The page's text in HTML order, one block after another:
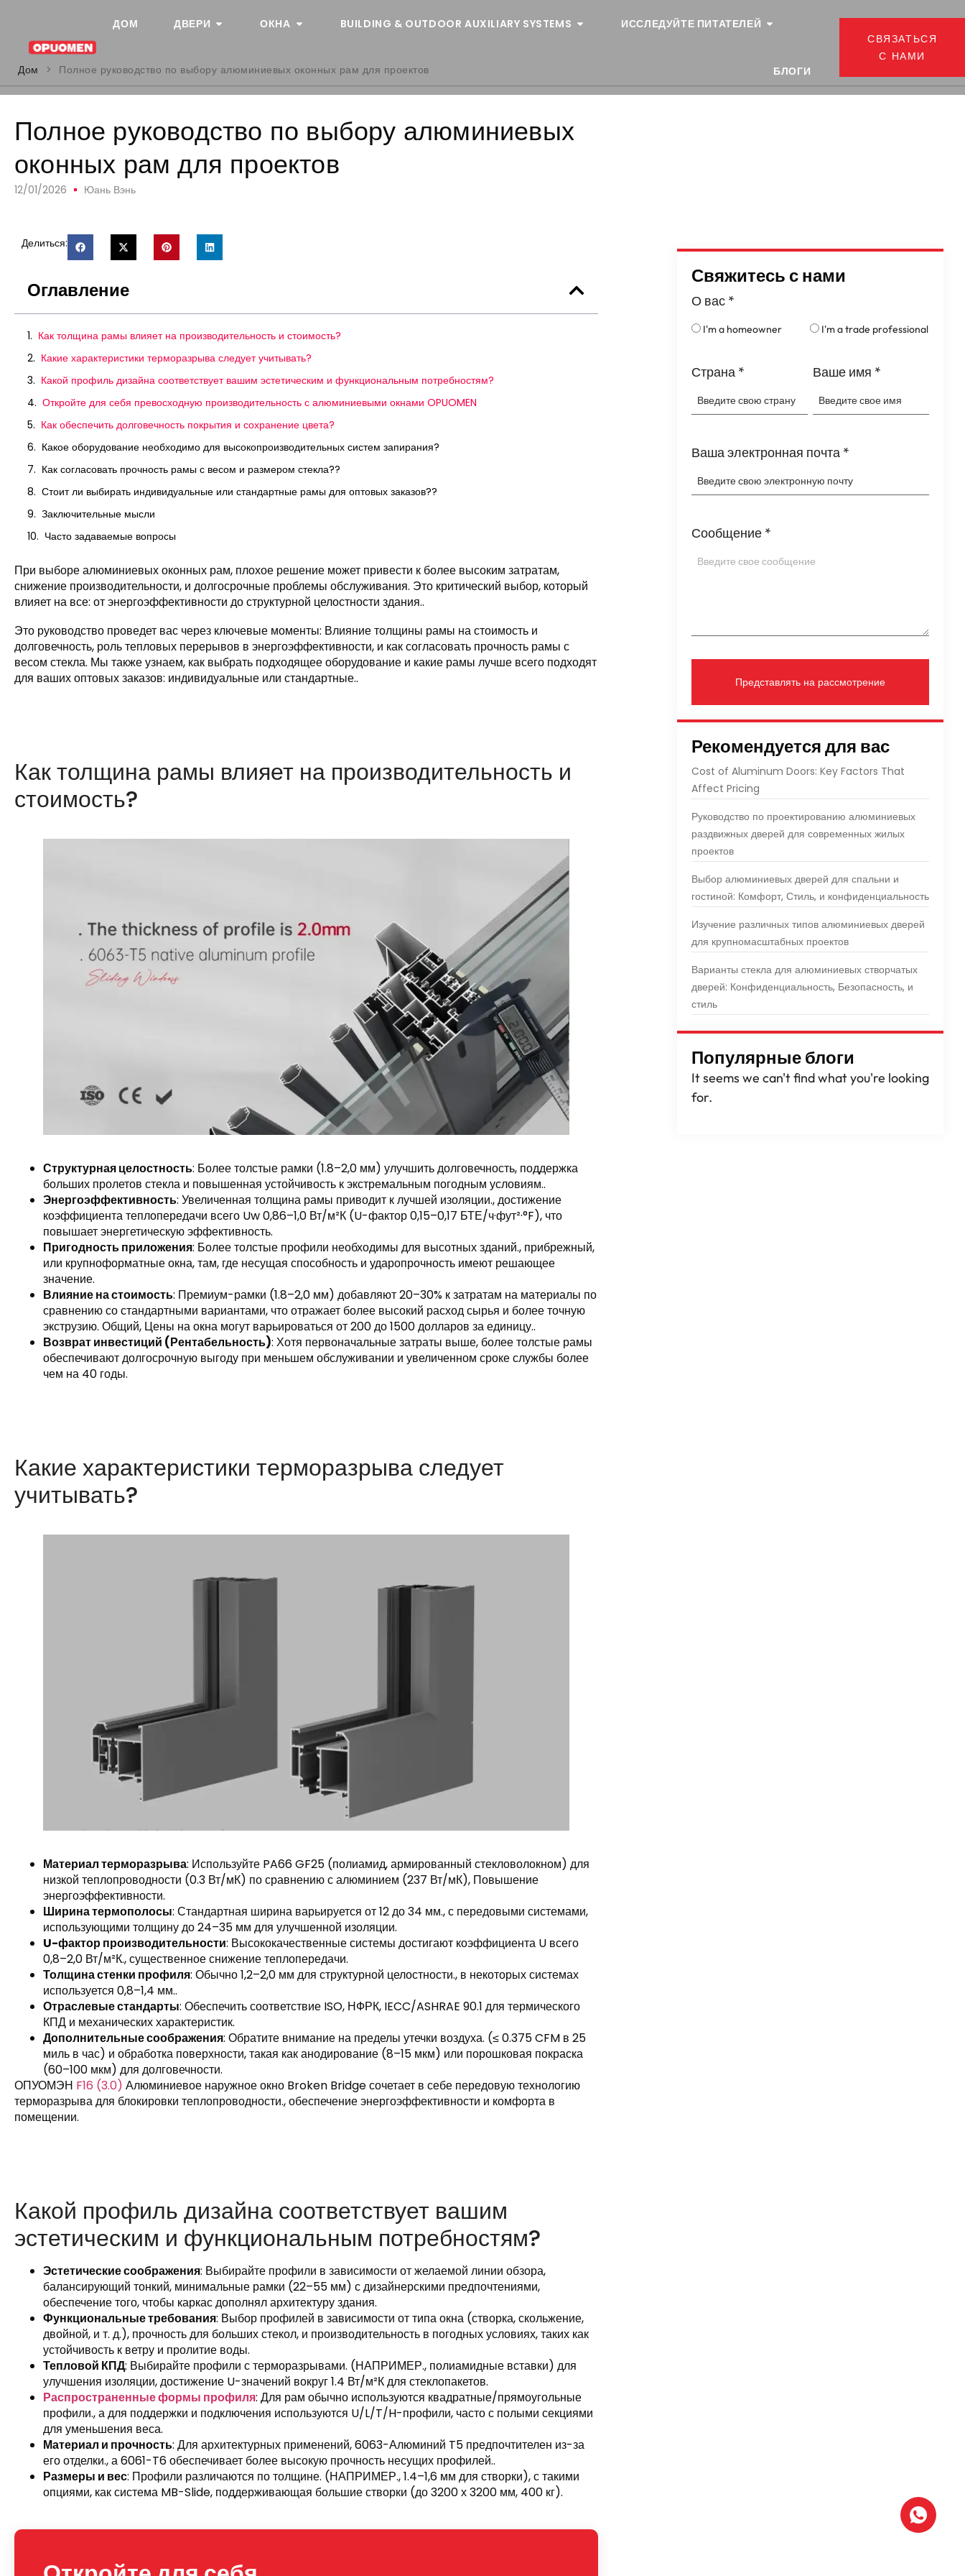
ДОМ ДВЕРИ ОКНА BUILDING & OUTDOOR AUXILIARY SYSTEMS ИССЛЕДУЙТЕ ПИТАТЕЛЕЙ
БЛОГИ
СВЯЗАТЬСЯ
С НАМИ
Дом
> Полное руководство по выбору алюминиевых оконных рам для проектов
Полное руководство по выбору алюминиевых
оконных рам для проектов
12/01/2026 Юань Вэнь
Делиться:
Оглавление
Как толщина рамы влияет на производительность и стоимость?
Какие характеристики терморазрыва следует учитывать?
Какой профиль дизайна соответствует вашим эстетическим и функциональным потребностям?
Откройте для себя превосходную производительность с алюминиевыми окнами OPUOMEN
Как обеспечить долговечность покрытия и сохранение цвета?
Какое оборудование необходимо для высокопроизводительных систем запирания?
Как согласовать прочность рамы с весом и размером стекла??
Стоит ли выбирать индивидуальные или стандартные рамы для оптовых заказов??
Заключительные мысли
Часто задаваемые вопросы
При выборе алюминиевых оконных рам, плохое решение может привести к более высоким затратам,
снижение производительности, и долгосрочные проблемы обслуживания. Это критический выбор, который
влияет на все: от энергоэффективности до структурной целостности здания..
Это руководство проведет вас через ключевые моменты: Влияние толщины рамы на стоимость и
долговечность, роль тепловых перерывов в энергоэффективности, и как согласовать прочность рамы с
весом стекла. Мы также узнаем, как выбрать подходящее оборудование и какие рамы лучше всего подходят
для ваших оптовых заказов: индивидуальные или стандартные..
Как толщина рамы влияет на производительность и
стоимость?
Структурная целостность: Более толстые рамки (1.8–2,0 мм) улучшить долговечность, поддержка
больших пролетов стекла и повышенная устойчивость к экстремальным погодным условиям..
Энергоэффективность: Увеличенная толщина рамы приводит к лучшей изоляции., достижение
коэффициента теплопередачи всего Uw 0,86–1,0 Вт/м²К (U-фактор 0,15–0,17 БТЕ/ч·фут²·°F), что
повышает энергетическую эффективность.
Пригодность приложения: Более толстые профили необходимы для высотных зданий., прибрежный,
или крупноформатные окна, там, где несущая способность и ударопрочность имеют решающее
значение.
Влияние на стоимость: Премиум-рамки (1.8–2,0 мм) добавляют 20–30% к затратам на материалы по
сравнению со стандартными вариантами, что отражает более высокий расход сырья и более точную
экструзию. Общий, Цены на окна могут варьироваться от 200 до 1500 долларов за единицу..
Возврат инвестиций (Рентабельность): Хотя первоначальные затраты выше, более толстые рамы
обеспечивают долгосрочную выгоду при меньшем обслуживании и увеличенном сроке службы более
чем на 40 годы.
Какие характеристики терморазрыва следует
учитывать?
Материал терморазрыва: Используйте PA66 GF25 (полиамид, армированный стекловолокном) для
низкой теплопроводности (0.3 Вт/мК) по сравнению с алюминием (237 Вт/мК), Повышение
энергоэффективности.
Ширина термополосы: Стандартная ширина варьируется от 12 до 34 мм., с передовыми системами,
использующими толщину до 24–35 мм для улучшенной изоляции.
U-фактор производительности: Высококачественные системы достигают коэффициента U всего
0,8–2,0 Вт/м²К., существенное снижение теплопередачи.
Толщина стенки профиля: Обычно 1,2–2,0 мм для структурной целостности., в некоторых системах
используется 0,8–1,4 мм..
Отраслевые стандарты: Обеспечить соответствие ISO, НФРК, IECC/ASHRAE 90.1 для термического
КПД и механических характеристик.
Дополнительные соображения: Обратите внимание на пределы утечки воздуха. (≤ 0.375 CFM в 25
миль в час) и обработка поверхности, такая как анодирование (8–15 мкм) или порошковая покраска
(60–100 мкм) для долговечности.
ОПУОМЭН F16 (3.0) Алюминиевое наружное окно Broken Bridge сочетает в себе передовую технологию
терморазрыва для блокировки теплопроводности., обеспечение энергоэффективности и комфорта в
помещении.
Какой профиль дизайна соответствует вашим
эстетическим и функциональным потребностям?
Эстетические соображения: Выбирайте профили в зависимости от желаемой линии обзора,
балансирующий тонкий, минимальные рамки (22–55 мм) с дизайнерскими предпочтениями,
обеспечение того, чтобы каркас дополнял архитектуру здания.
Функциональные требования: Выбор профилей в зависимости от типа окна (створка, скольжение,
двойной, и т. д.), прочность для больших стекол, и производительность в погодных условиях, таких как
устойчивость к ветру и пролитие воды.
Тепловой КПД: Выбирайте профили с терморазрывами. (НАПРИМЕР., полиамидные вставки) для
улучшения изоляции, достижение U-значений вокруг 1.4 Вт/м²К для стеклопакетов.
Распространенные формы профиля: Для рам обычно используются квадратные/прямоугольные
профили., а для поддержки и подключения используются U/L/T/H-профили, часто с полыми секциями
для уменьшения веса.
Материал и прочность: Для архитектурных применений, 6063-Алюминий T5 предпочтителен из-за
его отделки., а 6061-T6 обеспечивает более высокую прочность несущих профилей..
Размеры и вес: Профили различаются по толщине. (НАПРИМЕР., 1.4–1,6 мм для створки), с такими
опциями, как система MB-Slide, поддерживающая большие створки (до 3200 х 3200 мм, 400 кг).
Свяжитесь с нами
О вас *
I'm a homeowner I'm a trade professional
Страна * Ваше имя *
Ваша электронная почта *
Сообщение *
Представлять на рассмотрение
Рекомендуется для вас
Cost of Aluminum Doors: Key Factors That
Affect Pricing
Руководство по проектированию алюминиевых
раздвижных дверей для современных жилых
проектов
Выбор алюминиевых дверей для спальни и
гостиной: Комфорт, Стиль, и конфиденциальность
Изучение различных типов алюминиевых дверей
для крупномасштабных проектов
Варианты стекла для алюминиевых створчатых
дверей: Конфиденциальность, Безопасность, и
стиль
Популярные блоги
It seems we can't find what you're looking
for.